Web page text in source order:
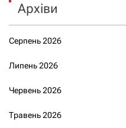
Архіви
Серпень 2026
Липень 2026
Червень 2026
Травень 2026